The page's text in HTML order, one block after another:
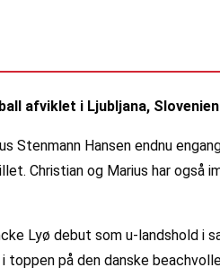
afviklet i Ljubljana,
Stenmann Hansen endnu
Christian og Marius har
Lyø debut som u-landshold
på den danske